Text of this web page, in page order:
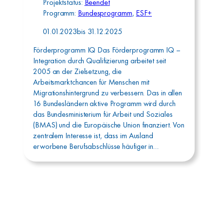
Programm: Bundesprogramm, ESF+
01.01.2023bis 31.12.2025
Förderprogramm IQ Das Förderprogramm IQ –
Integration durch Qualifizierung arbeitet seit
2005 an der Zielsetzung, die
Arbeitsmarktchancen für Menschen mit
Migrationshintergrund zu verbessern. Das in allen
16 Bundesländern aktive Programm wird durch
das Bundesministerium für Arbeit und Soziales
(BMAS) und die Europäische Union finanziert. Von
zentralem Interesse ist, dass im Ausland
erworbene Berufsabschlüsse häufiger in…